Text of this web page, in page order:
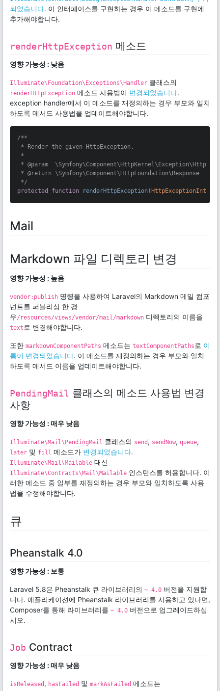
되었습니다. 이 인터페이스를 구현하는 경우 이 메소드를 구현에
추가해야합니다.
renderHttpException 메소드
영향 가능성 : 낮음
Illuminate\Foundation\Exceptions\Handler 클래스의
renderHttpException 메소드 사용법이 변경되었습니다.
exception handler에서 이 메소드를 재정의하는 경우 부모와 일치
하도록 메서드 사용법을 업데이트해야합니다.
/**
* Render the given HttpException.
*
* @param
* @return \Symfony\Component\HttpFoundation\Response
*/
protected
function renderHttpException
Mail
Markdown 파일 디렉토리 변경
영향 가능성 : 높음
vendor:publish 명령을 사용하여 Laravel의 Markdown 메일 컴포
넌트를 퍼블리싱 한 경
우/resources/views/vendor/mail/markdown 디렉토리의 이름을
text 로 변경해야합니다.
또한 markdownComponentPaths 메소드는 textComponentPaths 로 이
름이 변경되었습니다. 이 메소드를 재정의하는 경우 부모와 일치
하도록 메서드 이름을 업데이트해야합니다.
PendingMail 클래스의 메소드 사용법 변경
사항
영향 가능성 : 매우 낮음
Illuminate\Mail\PendingMail 클래스의 send , sendNow, queue,
later 및 fill 메소드가 변경되었습니다.
Illuminate\Mail\Mailable 대신
Illuminate\Contracts\Mail\Mailable 인스턴스를 허용합니다. 이
러한 메소드 중 일부를 재정의하는 경우 부모와 일치하도록 사용
법을 수정해야합니다.
큐
Pheanstalk 4.0
영향 가능성 : 보통
Laravel 5.8은 Pheanstalk 큐 라이브러리의 ~ 4.0 버전을 지원합
니다. 애플리케이션에 Pheanstalk 라이브러리를 사용하고 있다면,
Composer를 통해 라이브러리를 ~ 4.0 버전으로 업그레이드하십
시오.
Job Contract
영향 가능성 : 매우 낮음
isReleased , hasFailed 및 markAsFailed 메소드는